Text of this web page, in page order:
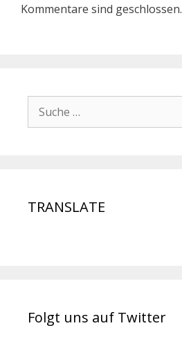
Kommentare sind geschlossen.
TRANSLATE
Folgt uns auf Twitter